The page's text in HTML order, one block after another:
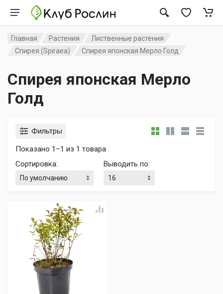
Главная Растения
Лиственные растения
Спирея (Spiraea)
Спирея японская Мерло Голд
Спирея японская Мерло
Голд
Фильтры
Показано 1–1 из 1 товара
Сортировка: Выводить по: